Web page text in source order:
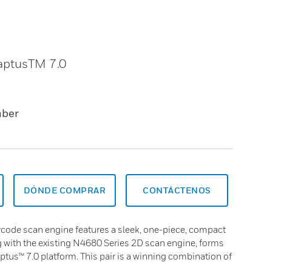
7.0
DÓNDE COMPRAR CONTÁCTENOS
scan engine features a sleek, one-piece, compact
with the existing N4680 Series 2D scan engine, forms
7.0 platform. This pair is a winning combination of